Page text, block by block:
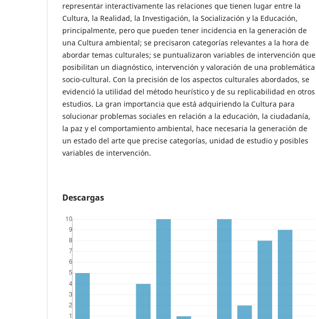
representar interactivamente las relaciones que tienen lugar entre la
Cultura, la Realidad, la Investigación, la Socialización y la Educación,
principalmente, pero que pueden tener incidencia en la generación de
una Cultura ambiental; se precisaron categorías relevantes a la hora de
abordar temas culturales; se puntualizaron variables de intervención que
posibilitan un diagnóstico, intervención y valoración de una problemática
socio-cultural. Con la precisión de los aspectos culturales abordados, se
evidenció la utilidad del método heurístico y de su replicabilidad en otros
estudios. La gran importancia que está adquiriendo la Cultura para
solucionar problemas sociales en relación a la educación, la ciudadanía,
la paz y el comportamiento ambiental, hace necesaria la generación de
un estado del arte que precise categorías, unidad de estudio y posibles
variables de intervención.
Descargas